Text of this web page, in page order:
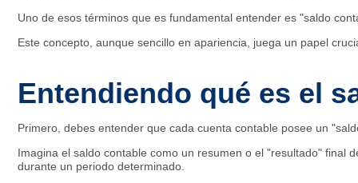
Uno de esos términos que es fundamental entender es "saldo
Este concepto, aunque sencillo en apariencia, juega un papel
Entendiendo qué es el
Primero, debes entender que cada cuenta contable posee un
Imagina el saldo contable como un resumen o el "resultado" final
durante un periodo determinado.